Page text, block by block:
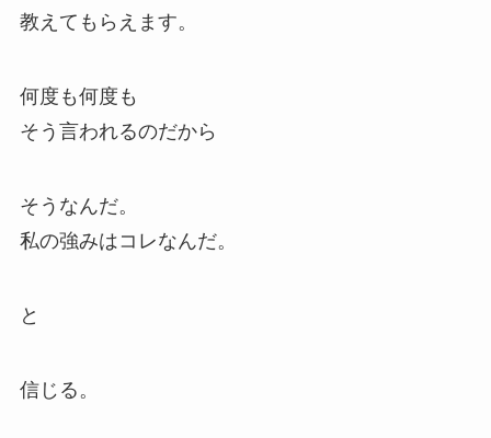
教えてもらえます。
何度も何度も
そう言われるのだから
そうなんだ。
私の強みはコレなんだ。
と
信じる。